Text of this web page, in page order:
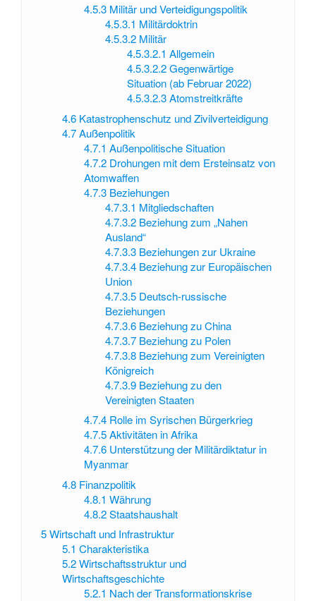
4.5.3 Militär und Verteidigungspolitik
4.5.3.1 Militärdoktrin
4.5.3.2 Militär
4.5.3.2.1 Allgemein
4.5.3.2.2 Gegenwärtige
Situation (ab Februar 2022)
4.5.3.2.3 Atomstreitkräfte
4.6 Katastrophenschutz und Zivilverteidigung
4.7 Außenpolitik
4.7.1 Außenpolitische Situation
4.7.2 Drohungen mit dem Ersteinsatz von
Atomwaffen
4.7.3 Beziehungen
4.7.3.1 Mitgliedschaften
4.7.3.2 Beziehung zum „Nahen
Ausland“
4.7.3.3 Beziehungen zur Ukraine
4.7.3.4 Beziehung zur Europäischen
Union
4.7.3.5 Deutsch-russische
Beziehungen
4.7.3.6 Beziehung zu China
4.7.3.7 Beziehung zu Polen
4.7.3.8 Beziehung zum Vereinigten
Königreich
4.7.3.9 Beziehung zu den
Vereinigten Staaten
4.7.4 Rolle im Syrischen Bürgerkrieg
4.7.5 Aktivitäten in Afrika
4.7.6 Unterstützung der Militärdiktatur in
Myanmar
4.8 Finanzpolitik
4.8.1 Währung
4.8.2 Staatshaushalt
5Wirtschaft und Infrastruktur
5.1 Charakteristika
5.2 Wirtschaftsstruktur und
Wirtschaftsgeschichte
5.2.1 Nach der Transformationskrise